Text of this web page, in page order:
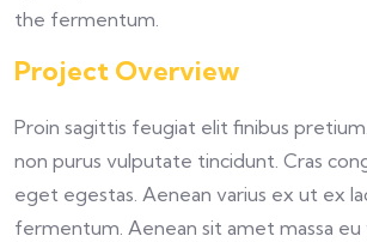
the fermentum.
Project Overview
Proin sagittis feugiat elit finibus
non purus vulputate tincidunt. Cras
eget egestas. Aenean varius ex ut ex
fermentum. Aenean sit amet massa